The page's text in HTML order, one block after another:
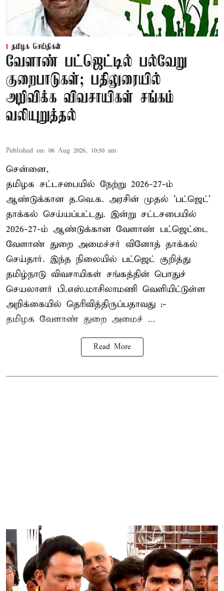
தமிழக செய்திகள்
வேளாண் பட்ஜெட்டில் பல்வேறு
குறைபாடுகள்; பதிலுரையில்
அறிவிக்க விவசாயிகள் சங்கம்
வலியுறுத்தல்
Published on: 06 Aug 2026, 10:50 am
சென்னை,
தமிழக சட்டசபையில் நேற்று 2026-27-ம்
ஆண்டுக்கான த.வெ.க. அரசின் முதல் 'பட்ஜெட்'
தாக்கல் செய்யப்பட்டது. இன்று சட்டசபையில்
2026-27-ம் ஆண்டுக்கான வேளாண் பட்ஜெட்டை
வேளாண் துறை அமைச்சர் வினோத் தாக்கல்
செய்தார். இந்த நிலையில் பட்ஜெட் குறித்து
தமிழ்நாடு விவசாயிகள் சங்கத்தின் பொதுச்
செயலாளர் பி.எஸ்.மாசிலாமணி வெளியிட்டுள்ள
அறிக்கையில் தெரிவித்திருப்பதாவது :-
தமிழக வேளாண் துறை அமைச் ...
Read More